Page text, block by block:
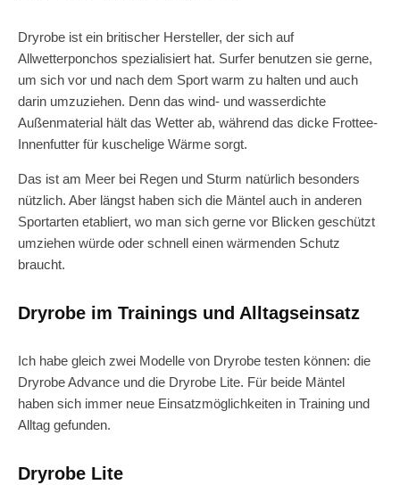
Dryrobe ist ein britischer Hersteller, der sich auf
Allwetterponchos spezialisiert hat. Surfer benutzen sie gerne,
um sich vor und nach dem Sport warm zu halten und auch
darin umzuziehen. Denn das wind- und wasserdichte
Außenmaterial hält das Wetter ab, während das dicke Frottee-
Innenfutter für kuschelige Wärme sorgt.
Das ist am Meer bei Regen und Sturm natürlich besonders
nützlich. Aber längst haben sich die Mäntel auch in anderen
Sportarten etabliert, wo man sich gerne vor Blicken geschützt
umziehen würde oder schnell einen wärmenden Schutz
braucht.
Dryrobe im Trainings und Alltagseinsatz
Ich habe gleich zwei Modelle von Dryrobe testen können: die
Dryrobe Advance und die Dryrobe Lite. Für beide Mäntel
haben sich immer neue Einsatzmöglichkeiten in Training und
Alltag gefunden.
Dryrobe Lite